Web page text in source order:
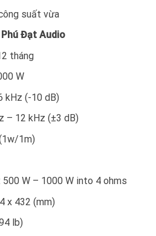
suất vừa
Phú Đạt Audio
tháng
W
kHz (-10 dB)
– 12 kHz (±3 dB)
1m)
W – 1000 W into 4 ohms
x 432 (mm)
lb)